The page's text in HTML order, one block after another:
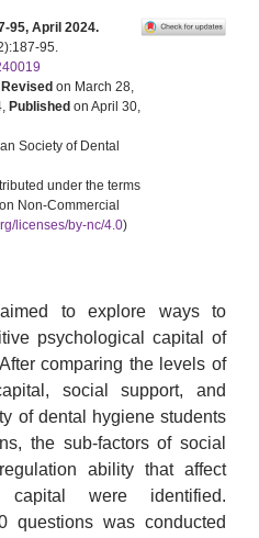
95, April 2024.
95.
Revised on March 28,
Published on April 30,
Society of Dental
under the terms
Non-Commercial
licenses/by-nc/4.0)
to explore ways to
psychological capital of
comparing the levels of
social support, and
of dental hygiene students
the sub-factors of social
ability that affect
capital were identified.
questions was conducted